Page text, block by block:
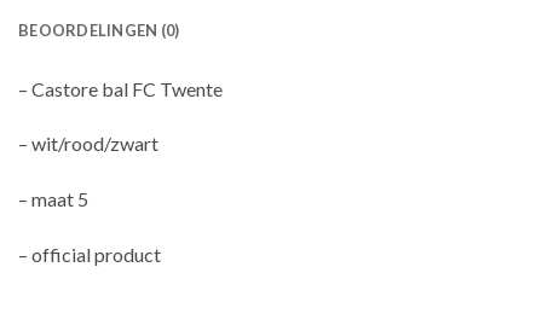
BEOORDELINGEN (0)
– Castore bal FC Twente
– wit/rood/zwart
– maat 5
– official product